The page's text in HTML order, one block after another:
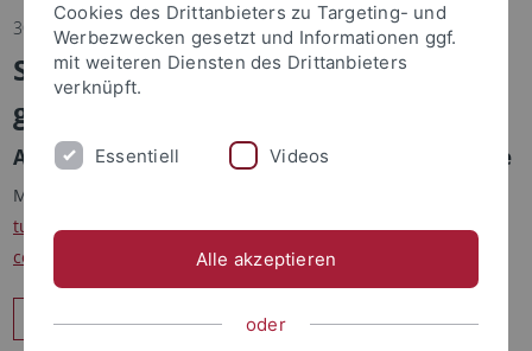
30.06.2026
Studentische Mitarbeiter:in
gesucht
Ab sofort zur Verstärkung unserer Geschäftsstelle
Mehr Informationen hier:
tuebingen.de/forschung/zentren-und-institute/tuebingen-
center-for-digital-education/aktuelles/stellenangebote/
Cookies des Drittanbieters zu Targeting- und
Werbezwecken gesetzt und Informationen ggf.
mit weiteren Diensten des Drittanbieters
verknüpft.
Essentiell Videos
Alle akzeptieren
oder